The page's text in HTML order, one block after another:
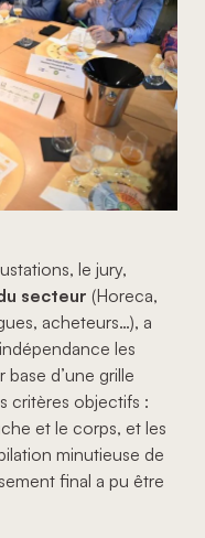
le jury,
secteur (Horeca,
acheteurs…), a
les
d’une grille
critères objectifs :
et le corps, et les
minutieuse de
final a pu être